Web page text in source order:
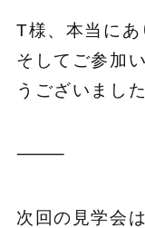
T様、本当にあ
そしてご参加
うございました
⸻
次回の見学会